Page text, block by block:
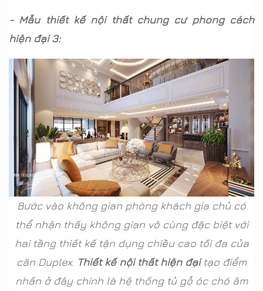
- Mẫu thiết kế nội thất chung cư phong cách
hiện đại 3:
Bước vào không gian phòng khách gia chủ có
thể nhận thấy không gian vô cùng đặc biệt với
hai tầng thiết kế tận dụng chiều cao tối đa của
căn Duplex. Thiết kế nội thất hiện đạitạo điểm
nhấn ở đây chính là hệ thống tủ gỗ óc chó âm